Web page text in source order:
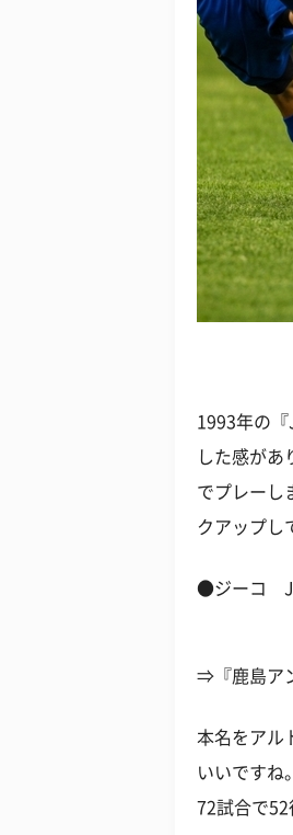
1993年の
した感があ
でプレーし
クアップし
●ジーコ J
⇒『鹿島ア
本名をアル
いいですね
72試合で52